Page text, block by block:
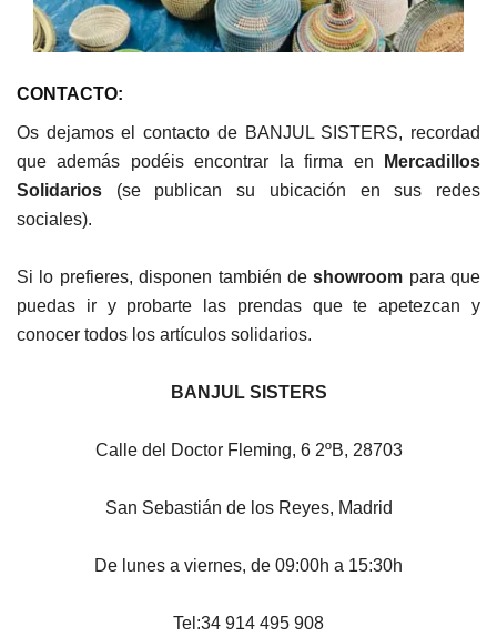
CONTACTO:
Os dejamos el contacto de BANJUL SISTERS, recordad
que además podéis encontrar la firma en
Mercadillos
Solidarios (se publican su ubicación en sus redes
sociales).
Si lo prefieres, disponen también deshowroom para que
puedas ir y probarte las prendas que te apetezcan y
conocer todos los artículos solidarios.
BANJUL SISTERS
Calle del Doctor Fleming, 6 2ºB, 28703
San Sebastián de los Reyes, Madrid
De lunes a viernes, de 09:00h a 15:30h
Tel:34 914 495 908